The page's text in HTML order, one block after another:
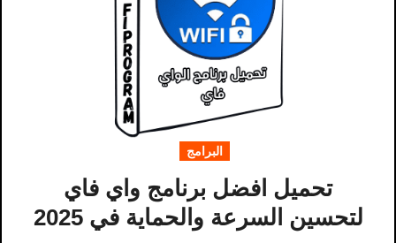
البرامج
تحميل افضل برنامج واي فاي
لتحسين السرعة والحماية في 2025